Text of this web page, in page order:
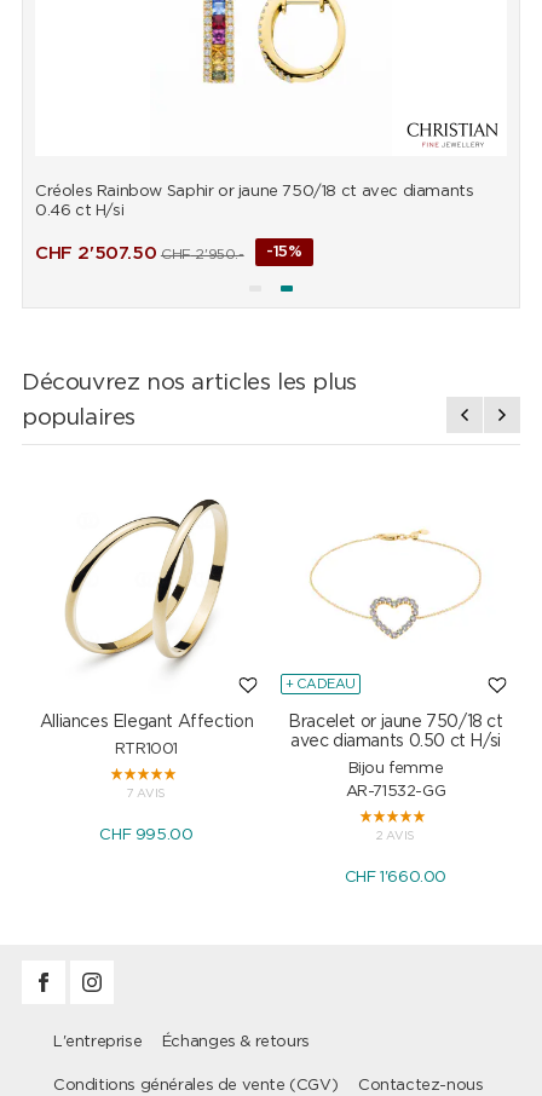
Créoles Rainbow Saphir or jaune 750/18 ct avec diamants
0.46 ct H/si
CHF 2'507.50 CHF2'950.- -15%
Découvrez nos articles les plus
populaires
Alliances Elegant Affection
RTR1001
7 AVIS
CHF 995.00
+ CADEAU
Bracelet or jaune 750/18 ct
avec diamants 0.50 ct H/si
Bijou femme
AR-71532-GG
2 AVIS
CHF 1'660.00
L'entreprise Échanges & retours
Conditions générales de vente (CGV) Contactez-nous